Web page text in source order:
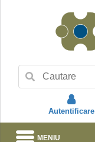
Autentificare
MENIU